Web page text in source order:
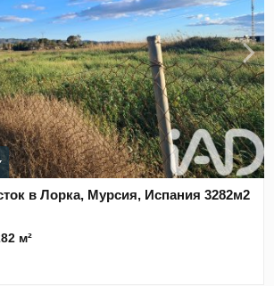
в Лорка, Мурсия, Испания 3282м2
м²